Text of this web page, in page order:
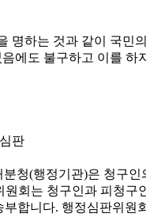
하는 것과 같이 국민
에도 불구하고 이를 하
판